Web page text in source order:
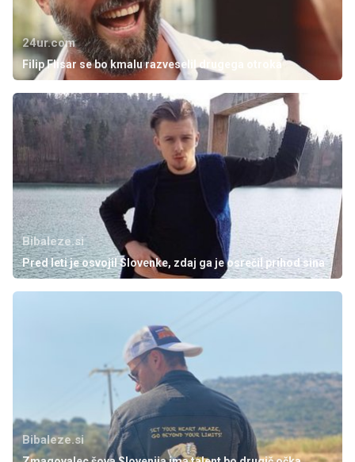
24ur.com
Filip Flisar se bo kmalu razveselil drugega otroka
Bibaleze.si
Pred leti je osvojil Slovenke, zdaj ga je osrečil prihod sina
Bibaleze.si